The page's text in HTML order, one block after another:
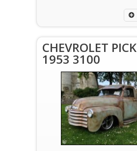
CHEVROLET
1953 3100